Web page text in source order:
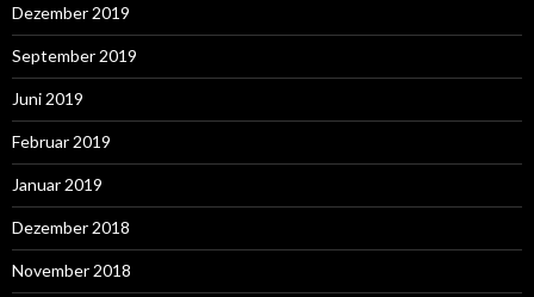
Dezember 2019
September 2019
Juni 2019
Februar 2019
Januar 2019
Dezember 2018
November 2018